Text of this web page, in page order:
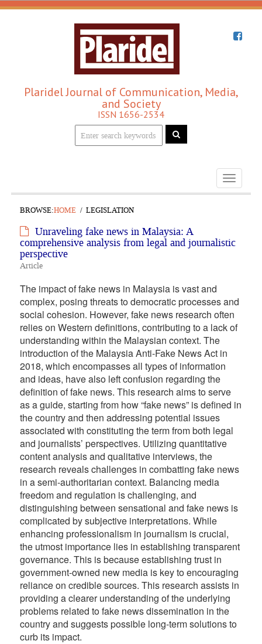
Plaridel Journal of Communication, Media,
and Society
ISSN 1656-2534
Toggle
BROWSE:HOME LEGISLATION
Unraveling fake news in Malaysia: A
comprehensive analysis from legal and journalistic
perspective
Article
The impact of fake news in Malaysia is vast and
complex, posing threats to democratic processes and
social cohesion. However, fake news research often
relies on Western definitions, contributing to a lack of
understanding within the Malaysian context. The
introduction of the Malaysia Anti-Fake News Act in
2018, which encompasses all types of information
and ideas, have also left confusion regarding the
definition of fake news. This research aims to serve
as a guide, starting from how “fake news” is defined in
the country and then addressing potential issues
associated with constituting the term from both legal
and journalists’ perspectives. Utilizing quantitative
content analysis and qualitative interviews, the
research reveals challenges in combatting fake news
in a semi-authoritarian context. Balancing media
freedom and regulation is challenging, and
distinguishing between sensational and fake news is
complicated by subjective interpretations. While
enhancing professionalism in journalism is crucial,
the utmost importance lies in establishing transparent
governance. This is because establishing trust in
government-owned new media is key to encouraging
reliance on credible sources. This research assists in
providing a clearer understanding of the underlying
problems related to fake news dissemination in the
country and suggests possible long-term solutions to
curb its impact.